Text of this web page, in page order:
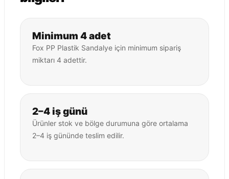
Minimum 4 adet
Fox PP Plastik Sandalye için minimum sipariş
miktarı 4 adettir.
2–4 iş günü
Ürünler stok ve bölge durumuna göre ortalama
2–4 iş gününde teslim edilir.